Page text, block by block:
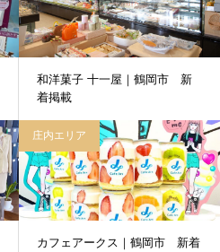
和洋菓子 十一屋｜鶴岡市 新
着掲載
庄内エリア
カフェアークス｜鶴岡市 新着